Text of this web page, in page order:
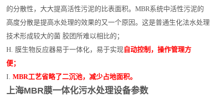
的分散性，大大提高活性污泥的比表面积。MBR系统中活性污泥的
高度分散是提高水处理的效果的又一个原因。这是普通生化法水处理
技术形成较大的菌 胶团所难以相比的；
H. 膜生物反应器易于一体化，易于实现 自动控制，操作管理方
便；
I. MBR工艺省略了二沉池，减少占地面积。
上海MBR膜一体化污水处理设备参数